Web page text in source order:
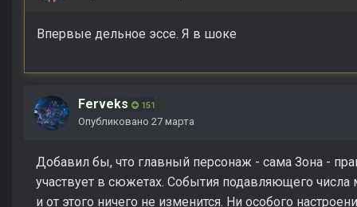
Впервые дельное эссе. Я в шоке
Ferveks 151
Опубликовано 27 марта
Добавил бы, что главный персонаж - сама Зона -
участвует в сюжетах. События подавляющего
и от этого ничего не изменится. Ни особого